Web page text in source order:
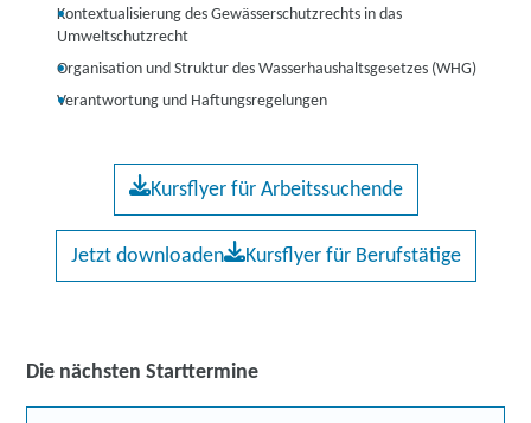
Kontextualisierung des Gewässerschutzrechts in das
Umweltschutzrecht
Organisation und Struktur des Wasserhaushaltsgesetzes (WHG)
Verantwortung und Haftungsregelungen
Kursflyer für Arbeitssuchende
Jetzt downloaden Kursflyer für Berufstätige
Die nächsten Starttermine